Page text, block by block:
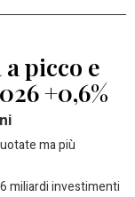
picco e
+0,6%
ma più
miliardi investimenti